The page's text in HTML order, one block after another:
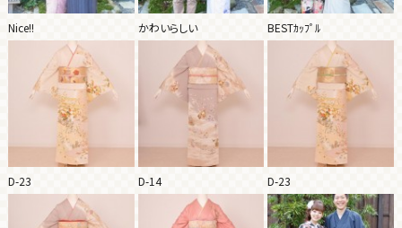
Nice!! かわいらしい BESTｶｯﾌﾟﾙ
D-23 D-14 D-23